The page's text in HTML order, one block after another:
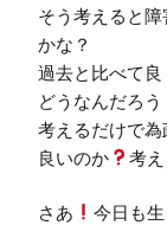
そう考えると
かな？
過去と比べて
どうなんだろう
考えるだけで
良いのか
考え
さあ 今日も